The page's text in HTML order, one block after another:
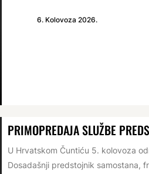
6. Kolovoza 2026.
PRIMOPREDAJA SLUŽBE
U Hrvatskom Čuntiću 5. kolovoza
Dosadašnji predstojnik samostana,